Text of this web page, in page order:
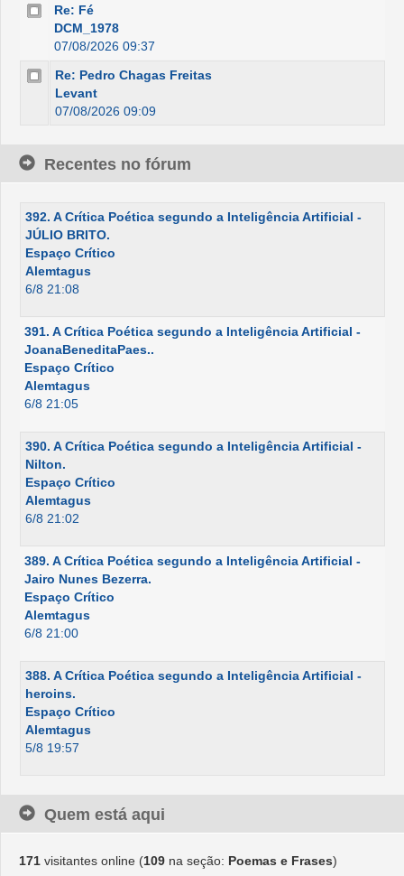
Re: Fé
DCM_1978
07/08/2026 09:37
Re: Pedro Chagas Freitas
Levant
07/08/2026 09:09
Recentes no fórum
392. A Crítica Poética segundo a Inteligência Artificial -
JÚLIO BRITO.
Espaço Crítico
Alemtagus
6/8 21:08
391. A Crítica Poética segundo a Inteligência Artificial -
JoanaBeneditaPaes..
Espaço Crítico
Alemtagus
6/8 21:05
390. A Crítica Poética segundo a Inteligência Artificial -
Nilton.
Espaço Crítico
Alemtagus
6/8 21:02
389. A Crítica Poética segundo a Inteligência Artificial -
Jairo Nunes Bezerra.
Espaço Crítico
Alemtagus
6/8 21:00
388. A Crítica Poética segundo a Inteligência Artificial -
heroins.
Espaço Crítico
Alemtagus
5/8 19:57
Quem está aqui
171 visitantes online (109 na seção: Poemas e Frases)